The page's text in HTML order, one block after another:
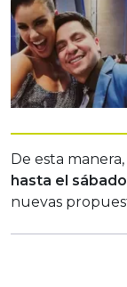
De esta
hasta el
nuevas